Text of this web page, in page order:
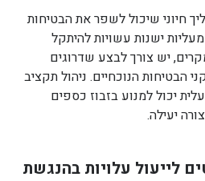
חיוני שיכול לשפר את הבטיחות
ישנות עשויות להיתקל
יש צורך לבצע שדרוגים
הבטיחות הנוכחיים. ניהול תקציב
יכול למנוע בזבוז כספים
יעילה.
לייעול עלויות בהנגשת